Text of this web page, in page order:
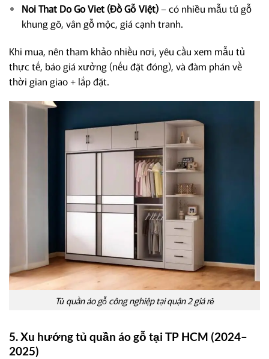
Noi That Do Go Viet (Đồ Gỗ Việt)– có nhiều mẫu tủ gỗ
khung gõ, vân gỗ mộc, giá cạnh tranh.
Khi mua, nên tham khảo nhiều nơi, yêu cầu xem mẫu tủ
thực tế, báo giá xưởng (nếu đặt đóng), và đàm phán về
thời gian giao + lắp đặt.
Tủ quần áo gỗ công nghiệp tại quận 2 giá rẻ
5. Xu hướng tủ quần áo gỗ tại TP HCM (2024–
2025)